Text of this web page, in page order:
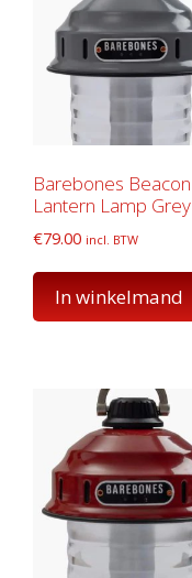
Barebones Beacon
Lantern Lamp Grey
€79.00 incl. BTW
In winkelmand